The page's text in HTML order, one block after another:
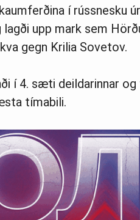
í rússnesku
upp mark sem
gegn Krilia So­vet­ov.
í 4. sæti deildarinnar
tímabili.